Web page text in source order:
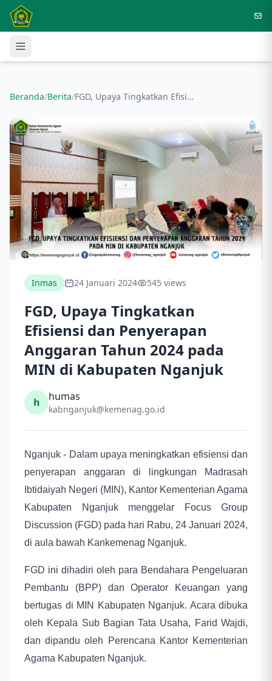
Langsung ke konten utama
Beranda/Berita/ FGD, Upaya Tingkatkan Efisiensi dan Penyerapan Anggaran Tahun 2024 pada MIN di Kabupaten Nganjuk
Inmas 24 Januari 2024 545 views
FGD, Upaya Tingkatkan
Efisiensi dan Penyerapan
Anggaran Tahun 2024 pada
MIN di Kabupaten Nganjuk
h humas
kabnganjuk@kemenag.go.id
Nganjuk - Dalam upaya meningkatkan efisiensi dan
penyerapan anggaran di lingkungan Madrasah
Ibtidaiyah Negeri (MIN), Kantor Kementerian Agama
Kabupaten Nganjuk menggelar Focus Group
Discussion (FGD) pada hari Rabu, 24 Januari 2024,
di aula bawah Kankemenag Nganjuk.
FGD ini dihadiri oleh para Bendahara Pengeluaran
Pembantu (BPP) dan Operator Keuangan yang
bertugas di MIN Kabupaten Nganjuk. Acara dibuka
oleh Kepala Sub Bagian Tata Usaha, Farid Wajdi,
dan dipandu oleh Perencana Kantor Kementerian
Agama Kabupaten Nganjuk.